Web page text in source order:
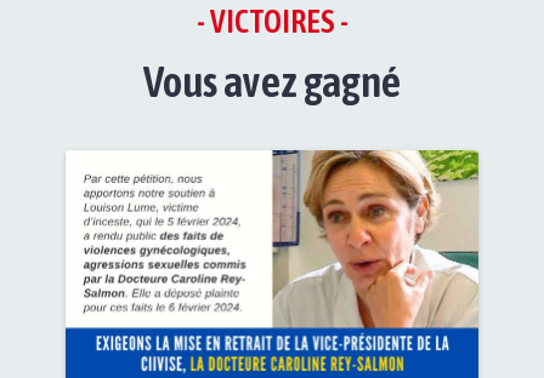
- VICTOIRES -
Vous avez gagné